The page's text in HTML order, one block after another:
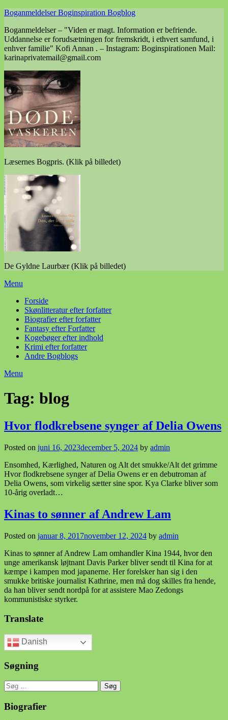
Skip
content
Boganmeldelser Boginspiration Bogblog
Boganmeldelser – "Viden er magt. Information er befriende.
Uddannelse er forudsætningen for fremskridt, i ethvert samfund, i
enhver familie" Kofi Annan . – Instagram: Boginspirationen Mail:
karinaprivatemail@gmail.com
Læsernes Bogpris. (Klik på billedet)
De Gyldne Laurbær (Klik på billedet)
Menu
Forside
Skønlitteratur efter forfatter
Biografier efter forfatter
Fantasy efter Forfatter
Kogebøger efter indhold
Krimi efter forfatter
Andre Bogblogs
Menu
Tag: blog
Hvor flodkrebsene synger af Delia Owens
Posted on juni 16, 2023december 5, 2024 by admin
Ensomhed, Kærlighed, Naturen og Alt det smukke/Alt det grimme
Hvor flodkrebsene synger af Delia Owens er en debutroman af
Delia Owens, som virkelig sætter sine spor. Kya Clarke bliver som
10-årig overladt…
Kinas to sønner af Andrew Lam
Posted on januar 8, 2017november 12, 2024 by admin
Kinas to sønner af Andrew Lam omhandler Kina 1944, hvor den
unge amerikansk løjtnant Davis Parker bliver sendt til Kina for at
kæmpe i kampen mod japanerne. Her forelsker han sig i den
smukke britiske journalist Kathrine, men må dog skilles fra hende,
da han bliver sendt nordpå for at assistere Mao Zedongs
kommunistiske styrker.
Translate
Danish
Søgning
Søg
efter:
Biografier